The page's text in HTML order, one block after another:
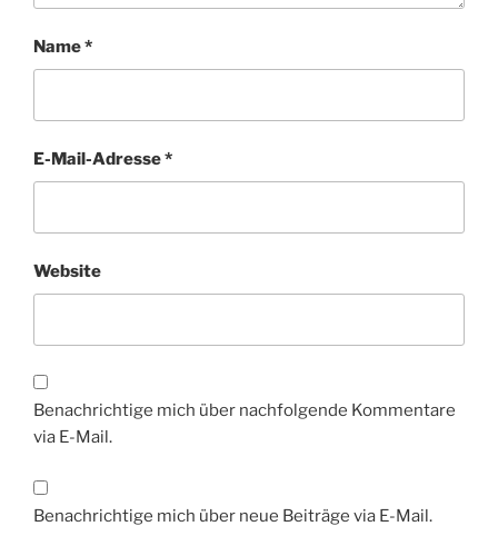
Name*
E-Mail-Adresse*
Website
Benachrichtige mich über nachfolgende Kommentare
via E-Mail.
Benachrichtige mich über neue Beiträge via E-Mail.